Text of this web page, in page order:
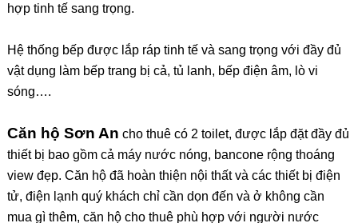
hợp tinh tế sang trọng.
Hệ thống bếp được lắp ráp tinh tế và sang trọng với đầy đủ
vật dụng làm bếp trang bị cả, tủ lanh, bếp điện âm, lò vi
sóng….
Căn hộ Sơn An cho thuê có 2 toilet, được lắp đặt đầy đủ
thiết bị bao gồm cả máy nước nóng, bancone rộng thoáng
view đẹp. Căn hộ đã hoàn thiện nội thấtvà các thiết bị điện
tử, điện lạnh quý khách chỉ cần dọn đến và ở không cần
mua gì thêm, căn hộ cho thuê phù hợp với người nước